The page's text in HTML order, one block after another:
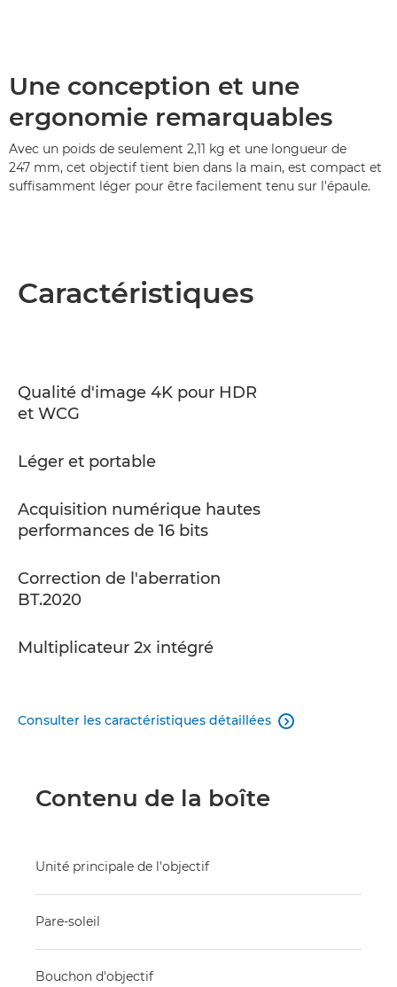
Une conception et une
ergonomie remarquables
Avec un poids de seulement 2,11 kg et une longueur de
247 mm, cet objectif tient bien dans la main, est compact et
suffisamment léger pour être facilement tenu sur l'épaule.
Caractéristiques
Qualité d'image 4K pour HDR
et WCG
Léger et portable
Acquisition numérique hautes
performances de 16 bits
Correction de l'aberration
BT.2020
Multiplicateur 2x intégré
Consulter les caractéristiques détaillées 
Contenu de la boîte
Unité principale de l'objectif
Pare-soleil
Bouchon d'objectif